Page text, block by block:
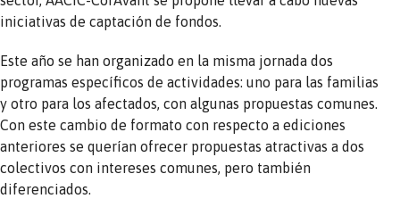
iniciativas de captación de fondos.
Este año se han organizado en la misma jornada dos
programas específicos de actividades: uno para las familias
y otro para los afectados, con algunas propuestas comunes.
Con este cambio de formato con respecto a ediciones
anteriores se querían ofrecer propuestas atractivas a dos
colectivos con intereses comunes, pero también
diferenciados.